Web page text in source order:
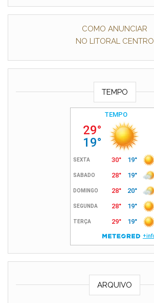
COMO ANUNCIAR
NO LITORAL CENTRO
TEMPO
ARQUIVO